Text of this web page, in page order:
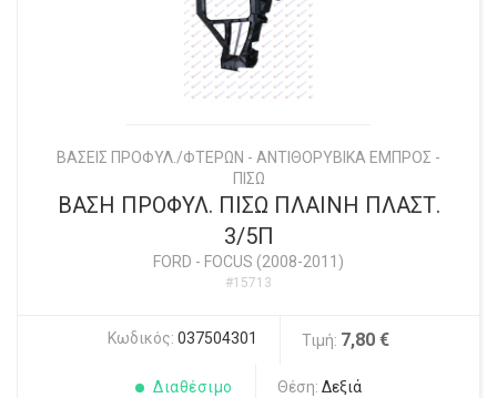
ΒΑΣΕΙΣ ΠΡΟΦΥΛ./ΦΤΕΡΩΝ - ΑΝΤΙΘΟΡΥΒΙΚΑ ΕΜΠΡΟΣ -
ΠΙΣΩ
ΒΑΣΗ ΠΡΟΦΥΛ. ΠΙΣΩ ΠΛΑΙΝΗ ΠΛΑΣΤ.
3/5Π
FORD - FOCUS (2008-2011)
#15713
Κωδικός: 037504301 Τιμή: 7,80 €
Διαθέσιμο Θέση: Δεξιά